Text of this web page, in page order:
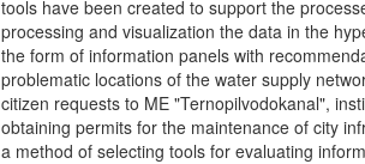
tools have been created to support the
processing and visualization the data in the
the form of information panels with
problematic locations of the water supply
citizen requests to ME "Ternopilvodokanal",
obtaining permits for the maintenance of city
a method of selecting tools for evaluating